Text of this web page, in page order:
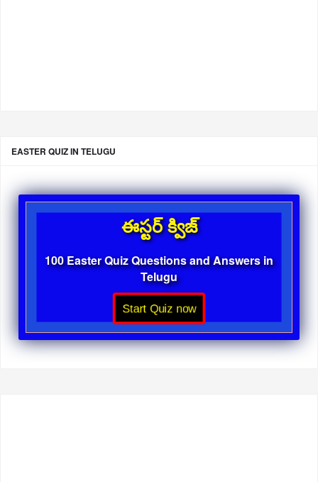
EASTER QUIZ IN TELUGU
ఈస్టర్ క్విజ్
100 Easter Quiz Questions and Answers in
Telugu
Start Quiz now